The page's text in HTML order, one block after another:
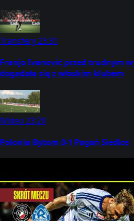
Transfery23:31
Franjo Ivanović przed trudnym
dogadała się z włoskim klubem
Wideo 23:20
Polonia Bytom 0-1 Pogoń Siedlce